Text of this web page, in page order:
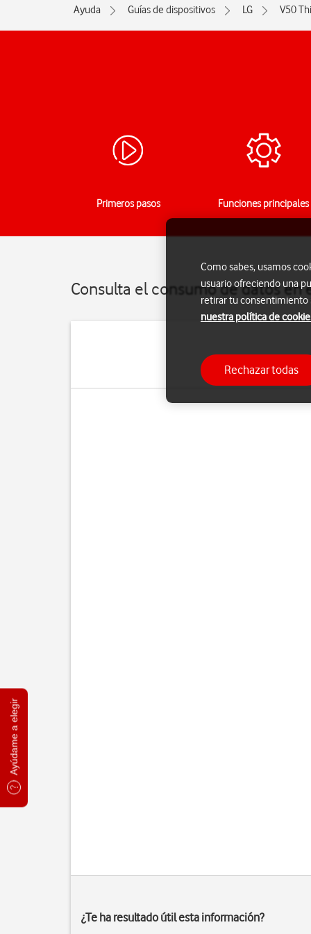
Ayúdame a elegir
Ayuda Guías de dispositivos LG V50
Primeros pasos Funciones principales
Consulta el consumo de datos en
Puedes ver cuántos
¿Te ha resultado útil esta información?
Como sabes, usamos
usuario ofreciendo una
retirar tu consentimiento
nuestra política de
Rechazar todas